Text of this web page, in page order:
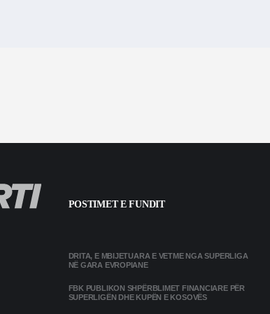
POSTIMET E FUNDIT
DRITA, E MBIJETUARA E VETME NGA SUPERLIGA
NË GARA EVROPIANE
FBK PUBLIKON SHPËRBLIMET FINANCIARE PËR
SUPERLIGËN DHE KUPËN E KOSOVËS